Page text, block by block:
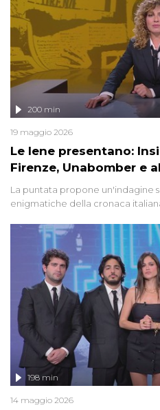
Le Iene presentano:
Firenze, Unabomber e
200 min
19 maggio 2026
La puntata propone un'indagine
enigmatiche della cronaca
'90 e il 2000 che,
libertà. Lo speciale affronta
Firenze, le cui responsabilità
groviglio di dubbi mai chiariti.
l'intervista inedita a Olindo
198 min
14 maggio 2026